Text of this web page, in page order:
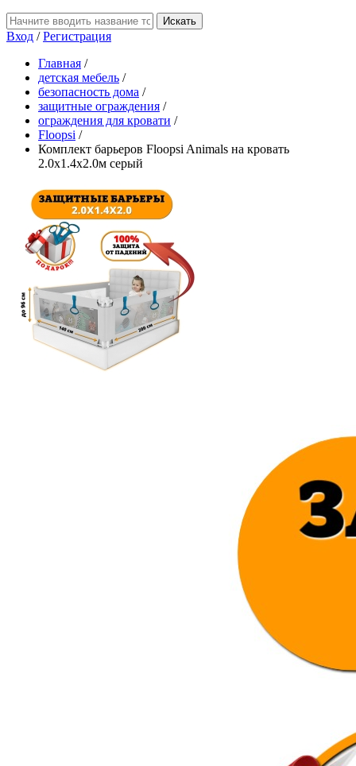
Вход /Регистрация
Главная /
детская мебель /
безопасность дома /
защитные ограждения /
ограждения для кровати /
Floopsi /
Комплект барьеров Floopsi Animals на кровать
2.0х1.4х2.0м серый